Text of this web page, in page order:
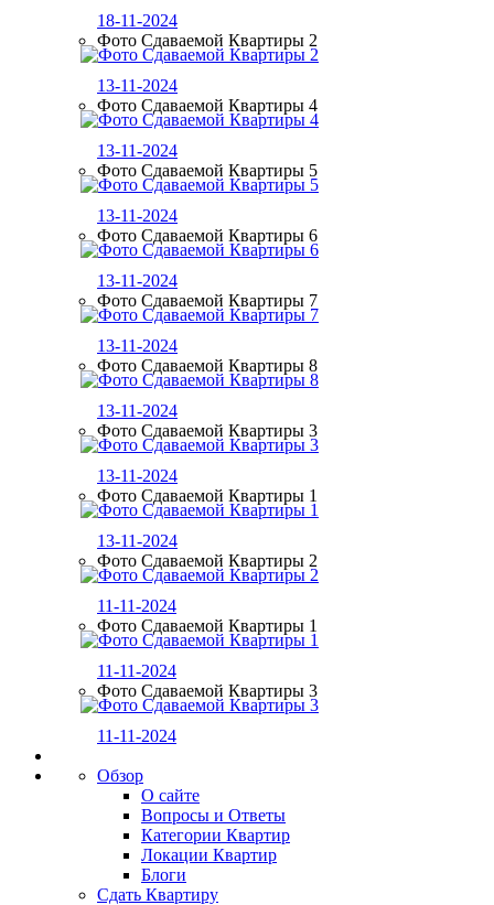
18-11-2024
Фото Сдаваемой Квартиры 2
13-11-2024
Фото Сдаваемой Квартиры 4
13-11-2024
Фото Сдаваемой Квартиры 5
13-11-2024
Фото Сдаваемой Квартиры 6
13-11-2024
Фото Сдаваемой Квартиры 7
13-11-2024
Фото Сдаваемой Квартиры 8
13-11-2024
Фото Сдаваемой Квартиры 3
13-11-2024
Фото Сдаваемой Квартиры 1
13-11-2024
Фото Сдаваемой Квартиры 2
11-11-2024
Фото Сдаваемой Квартиры 1
11-11-2024
Фото Сдаваемой Квартиры 3
11-11-2024
Обзор
О сайте
Вопросы и Ответы
Категории Квартир
Локации Квартир
Блоги
Сдать Квартиру